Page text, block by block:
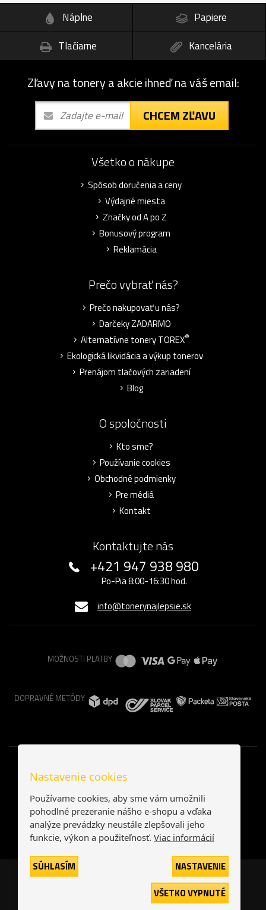
Náplne
Papiere
Tlačiarne
Kancelária
Zľavy na tonery a akcie ihneď na váš email:
CHCEM ZĽAVU
Všetko o nákupe
Spôsob doručenia a ceny
Výdajné miesta
Značky od A po Z
Bonusový program
Reklamácia
Prečo vybrať nás?
Prečo nakupovať u nás?
Darčeky ZADARMO
Alternatívne tonery TOREX®
Ekologická likvidácia a výkup tonerov
Prenájom tlačových zariadení
Blog
O spoločnosti
Kto sme?
Používanie cookies
Obchodné podmienky
Pre médiá
Kontakt
Kontaktujte nás
+421 947 938 980
Po-Pia 8:00-16:30 hod.
info@tonerynajlepsie.sk
MOŽNOSTI PLATBY
DOPRAVNÉ METÓDY
Slovensko
Nastavenie cookies
Používame cookies, aby sme vám umožnili
pohodlné prezeranie nášho e-shopu a vďaka
analýze prevádzky neustále zlepšovali jeho
funkcie, výkon a použiteľnosť. Viac informácií
SÚHLASÍM
NASTAVENIE
VŠETKO VYPNUTÉ